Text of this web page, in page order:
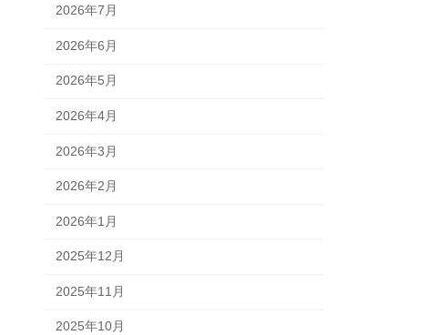
2026年7月
2026年6月
2026年5月
2026年4月
2026年3月
2026年2月
2026年1月
2025年12月
2025年11月
2025年10月